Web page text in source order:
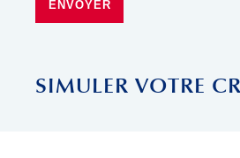
ENVOYER
SIMULER VOTRE